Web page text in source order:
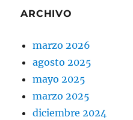
ARCHIVO
marzo 2026
agosto 2025
mayo 2025
marzo 2025
diciembre 2024